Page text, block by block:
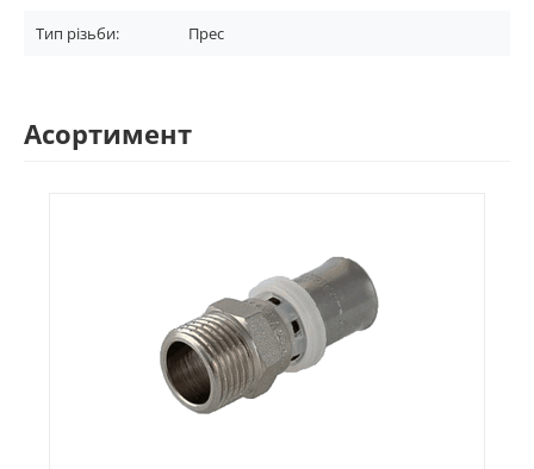
Тип різьби: Прес
Асортимент